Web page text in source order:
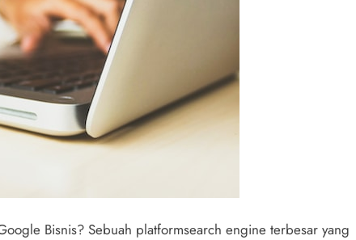
Bisnis? Sebuah platformsearch engine terbesar yang